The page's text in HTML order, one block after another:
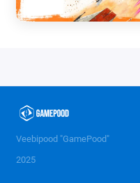
Veebipood "GamePood"
2025